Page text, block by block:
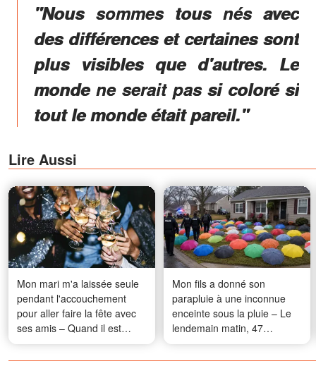
"Nous sommes tous nés avec
des différences et certaines sont
plus visibles que d'autres. Le
monde ne serait pas si coloré si
tout le monde était pareil."
Lire Aussi
Mon mari m'a laissée seule
pendant l'accouchement
pour aller faire la fête avec
ses amis – Quand il est
rentré à la maison, ce qu'a
fait sa grand-mère de 90 ans
Mon fils a donné son
parapluie à une inconnue
enceinte sous la pluie – Le
lendemain matin, 47
parapluies sont apparus sur
notre pelouse, chacun